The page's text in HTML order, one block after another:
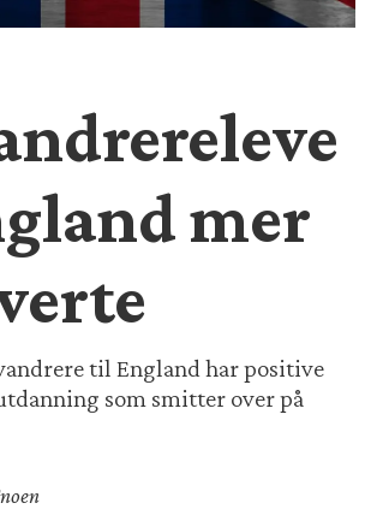
mer
til England har positive
som smitter over på